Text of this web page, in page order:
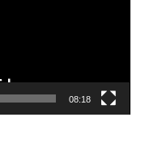
08:18